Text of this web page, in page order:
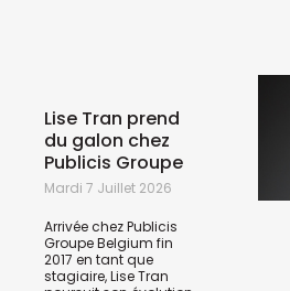
Lise Tran prend
du galon chez
Publicis Groupe
Mardi 7 Juillet 2026
Arrivée chez Publicis
Groupe Belgium fin
2017 en tant que
stagiaire, Lise Tran